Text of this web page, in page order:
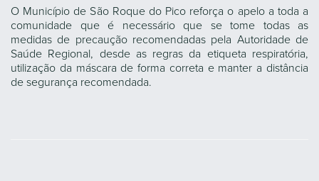
O Município de São Roque do Pico reforça o apelo a toda a
comunidade que é necessário que se tome todas as
medidas de precaução recomendadas pela Autoridade de
Saúde Regional, desde as regras da etiqueta respiratória,
utilização da máscara de forma correta e manter a distância
de segurança recomendada.